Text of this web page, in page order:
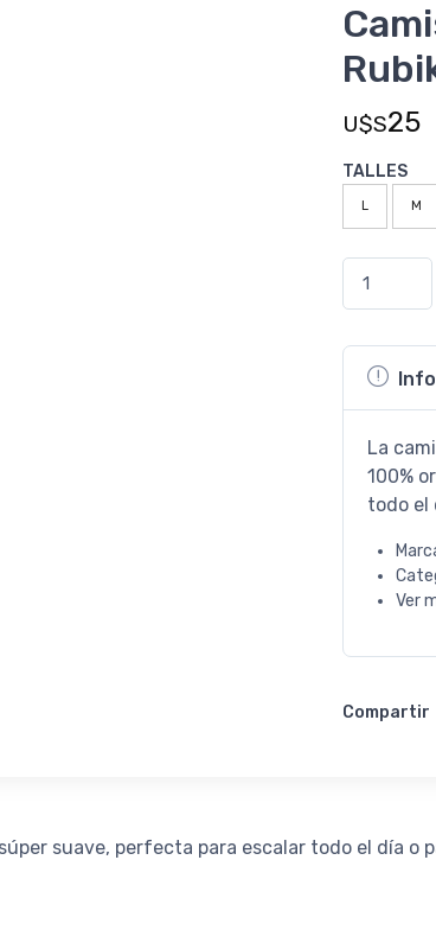
U$S25
TALLES
L M
La
100%
todo el
Ver
Compartir
suave, perfecta para escalar todo el día o